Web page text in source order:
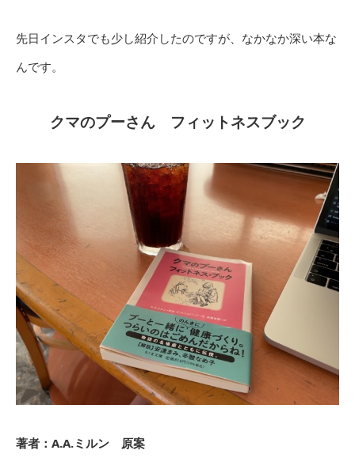
先日インスタでも少し紹介したのですが、なかなか深い本な
んです。
クマのプーさん フィットネスブック
著者：A.A.ミルン 原案